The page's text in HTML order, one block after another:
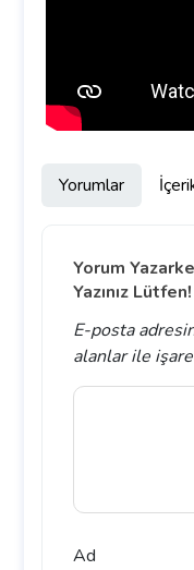
Yorumlar
Yorum
Yazınız Lütfen!
E-posta
alanlarile
Ad